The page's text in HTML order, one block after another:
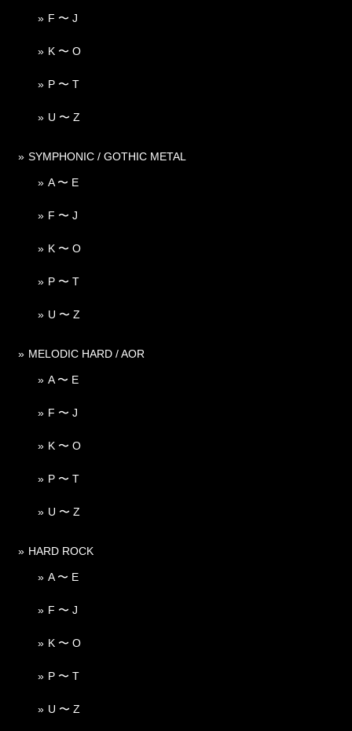
F 〜 J
K 〜 O
P 〜 T
U 〜 Z
SYMPHONIC / GOTHIC METAL
A 〜 E
F 〜 J
K 〜 O
P 〜 T
U 〜 Z
MELODIC HARD / AOR
A 〜 E
F 〜 J
K 〜 O
P 〜 T
U 〜 Z
HARD ROCK
A 〜 E
F 〜 J
K 〜 O
P 〜 T
U 〜 Z